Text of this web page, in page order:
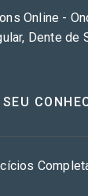
Online -
Dente de